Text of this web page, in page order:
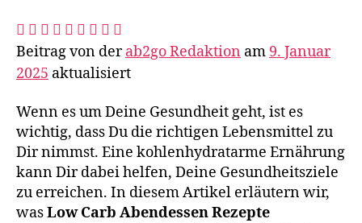
Beitrag von derab2go Redaktion am 9. Januar
2025 aktualisiert
‍Wenn es um Deine Gesundheit geht, ist es
wichtig, dass Du die richtigen Lebensmittel zu
Dir nimmst. Eine kohlenhydratarme Ernährung
kann Dir dabei helfen, Deine Gesundheitsziele
zu erreichen. In diesem Artikel erläutern wir,
wasLow Carb Abendessen Rezepte